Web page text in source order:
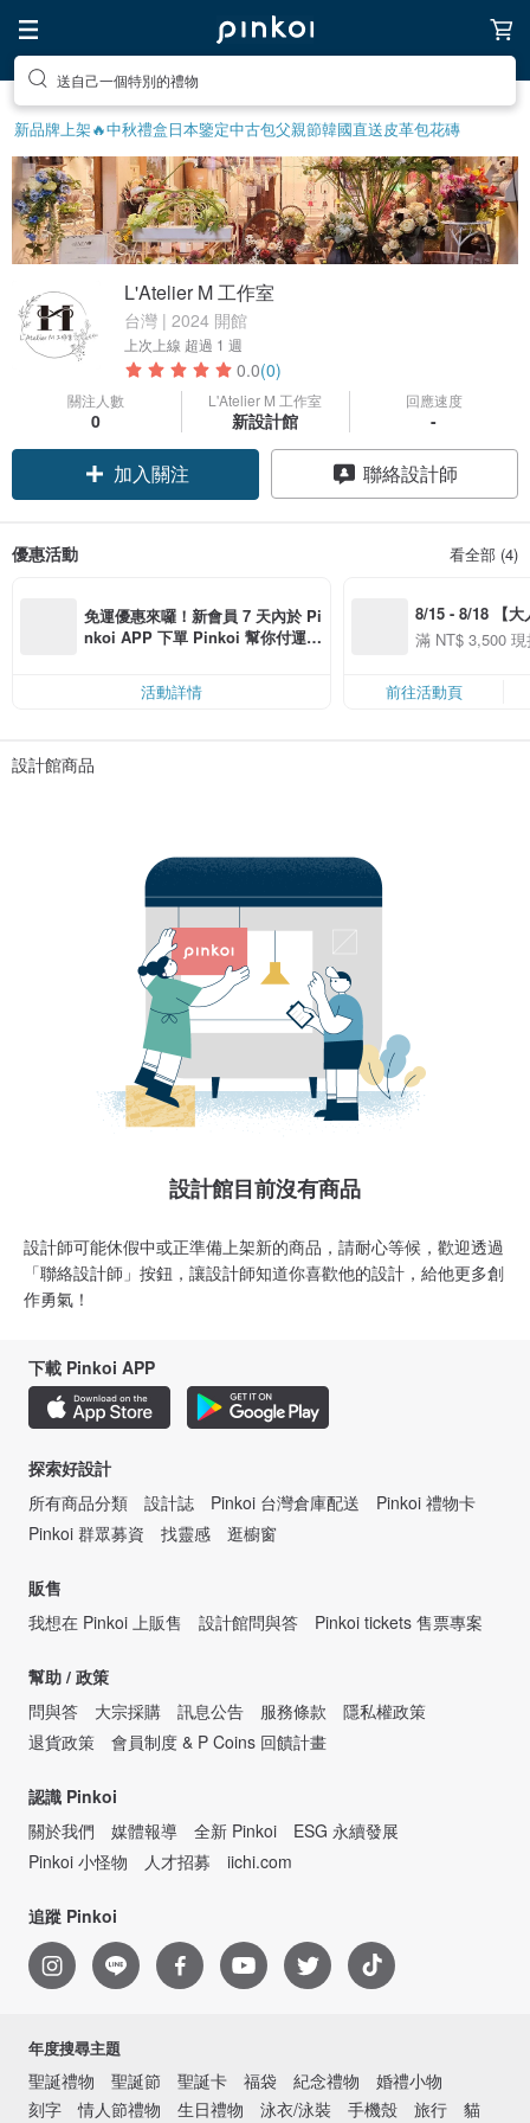
送自己一個特別的禮物
新品牌上架🔥中秋禮盒日本鑒定中古包父親節韓國直送皮革包花磚
L'Atelier M 工作室
台灣 | 2024 開館
上次上線 超過 1 週
0.0(0)
關注人數
0
L'Atelier M 工作室
新設計館
回應速度
-
加入關注 聯絡設計師
優惠活動 看全部 (4)
免運優惠來囉！新會員 7 天內於 Pi
nkoi APP 下單 Pinkoi 幫你付運
活動詳情
8/15 - 8/18 【大
季】滿
50
滿 NT$ 3,500
前往活動頁
設計館商品
設計館目前沒有商品
設計師可能休假中或正準備上架新的商品，請耐心等候，歡迎透過
「聯絡設計師」按鈕，讓設計師知道你喜歡他的設計，給他更多創
作勇氣！
下載 Pinkoi APP
探索好設計
所有商品分類
設計誌 Pinkoi 台灣倉庫配送
Pinkoi 禮物卡
Pinkoi 群眾募資
找靈感 逛櫥窗
販售
我想在 Pinkoi 上販售
設計館問與答 Pinkoi tickets 售票專案
幫助 / 政策
問與答
大宗採購 訊息公告 服務條款
隱私權政策
退貨政策
會員制度 & P Coins 回饋計畫
認識 Pinkoi
關於我們
媒體報導 全新 Pinkoi
ESG 永續發展
Pinkoi 小怪物
人才招募 iichi.com
追蹤 Pinkoi
年度搜尋主題
聖誕禮物 聖誕節 聖誕卡 福袋 紀念禮物
婚禮小物
刻字
情人節禮物 生日禮物 泳衣/泳裝 手機殼 旅行 貓